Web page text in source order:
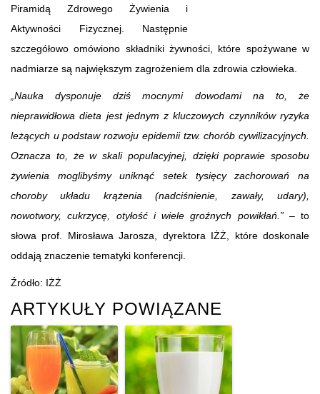
Piramidą Zdrowego Żywienia i
Aktywności Fizycznej. Następnie
szczegółowo omówiono składniki żywności, które spożywane w
nadmiarze są największym zagrożeniem dla zdrowia człowieka.
„Nauka dysponuje dziś mocnymi dowodami na to, że
nieprawidłowa dieta jest jednym z kluczowych czynników ryzyka
leżących u podstaw rozwoju epidemii tzw. chorób cywilizacyjnych.
Oznacza to, że w skali populacyjnej, dzięki poprawie sposobu
żywienia moglibyśmy uniknąć setek tysięcy zachorowań na
choroby układu krążenia (nadciśnienie, zawały, udary),
nowotwory, cukrzycę, otyłość i wiele groźnych powikłań.” – to
słowa prof. Mirosława Jarosza, dyrektora IŻŻ, które doskonale
oddają znaczenie tematyki konferencji.
Źródło: IŻŻ
ARTYKUŁY POWIĄZANE